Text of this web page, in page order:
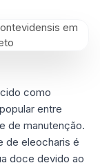
como
entre
de manutenção.
de eleocharis é
doce devido ao